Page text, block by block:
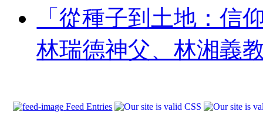
「從種子到土地：信
林瑞德神父、林湘義
Feed Entries